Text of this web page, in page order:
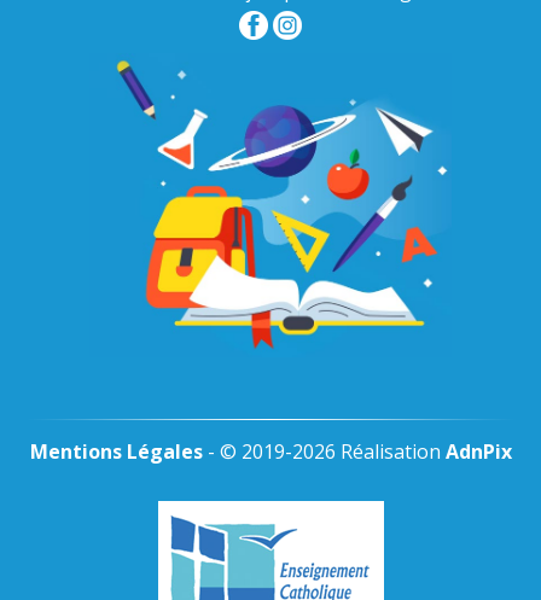
Mentions Légales- © 2019-2026 Réalisation AdnPix